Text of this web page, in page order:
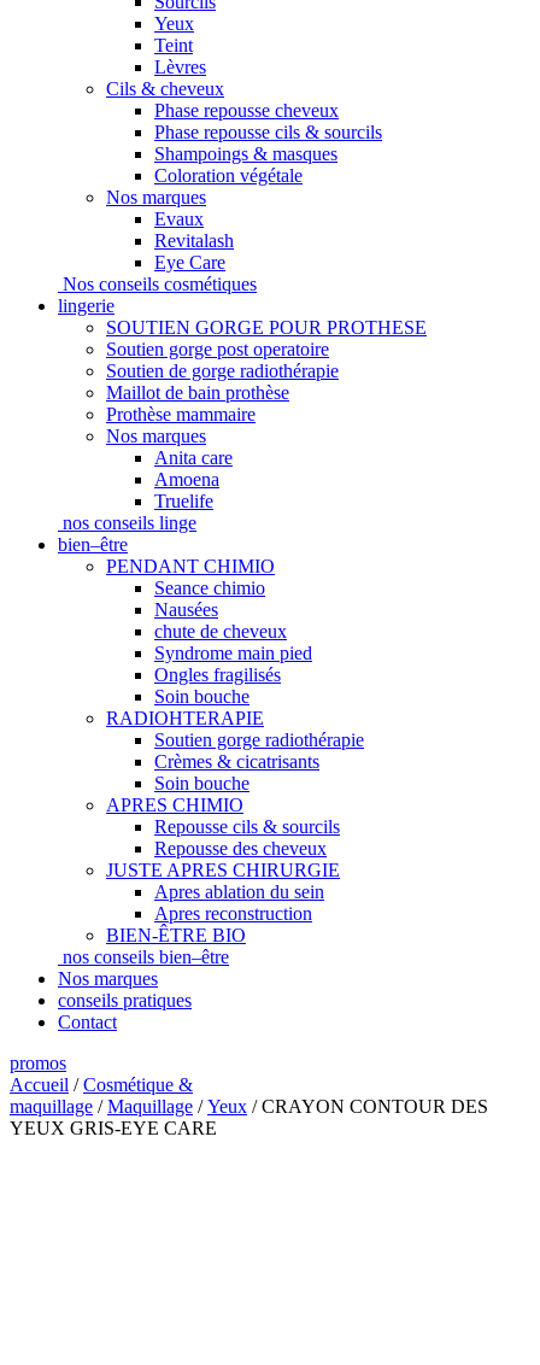
Yeux
Teint
Lèvres
Cils & cheveux
Phase repousse cheveux
Phase repousse cils & sourcils
Shampoings & masques
Coloration végétale
Nos marques
Evaux
Revitalash
Eye Care
Nos conseils cosmétiques
lingerie
SOUTIEN GORGE POUR PROTHESE
Soutien gorge post operatoire
Soutien de gorge radiothérapie
Maillot de bain prothèse
Prothèse mammaire
Nos marques
Anita care
Amoena
Truelife
nos conseils linge
bien–être
PENDANT CHIMIO
Seance chimio
Nausées
chute de cheveux
Syndrome main pied
Ongles fragilisés
Soin bouche
RADIOHTERAPIE
Soutien gorge radiothérapie
Crèmes & cicatrisants
Soin bouche
APRES CHIMIO
Repousse cils & sourcils
Repousse des cheveux
JUSTE APRES CHIRURGIE
Apres ablation du sein
Apres reconstruction
BIEN-ÊTRE BIO
nos conseils bien–être
Nos marques
conseils pratiques
Contact
promos
Accueil /Cosmétique &
maquillage /Maquillage /Yeux / CRAYON CONTOUR DES
YEUX GRIS-EYE CARE